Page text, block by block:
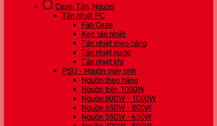
Case, Tản, Nguồn
Tản nhiệt PC
Fan Case
Keo tản nhiệt
Tản nhiệt theo hãng
Tản nhiệt nước
Tản nhiệt khí
PSU - Nguồn máy tính
Nguồn theo hãng
Nguồn trên 1000W
Nguồn 800W - 1000W
Nguồn 650W - 800W
Nguồn 550W - 650W